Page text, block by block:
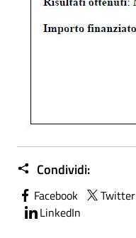
Condividi:
Facebook Twitter
LinkedIn